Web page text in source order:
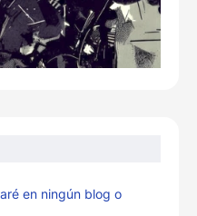
en ningún blog o